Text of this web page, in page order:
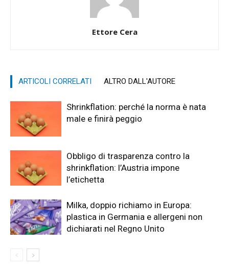
Ettore Cera
ARTICOLI CORRELATI ALTRO DALL'AUTORE
Shrinkflation: perché la norma è nata
male e finirà peggio
Obbligo di trasparenza contro la
shrinkflation: l’Austria impone
l’etichetta
Milka, doppio richiamo in Europa:
plastica in Germania e allergeni non
dichiarati nel Regno Unito